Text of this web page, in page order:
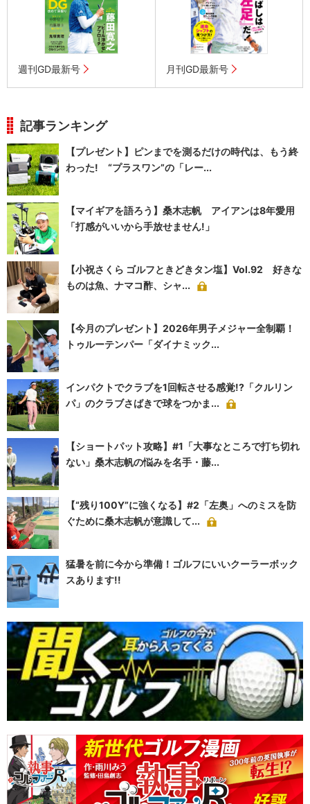
週刊GD最新号 月刊GD最新号
記事ランキング
【プレゼント】ピンまでを測るだけの時代は、もう終
わった! “プラスワン”の「レー...
【マイギアを語ろう】桑木志帆 アイアンは8年愛用
「打感がいいから手放せません!」
【小祝さくら ゴルフときどきタン塩】Vol.92 好きな
ものは魚、ナマコ酢、シャ...
【今月のプレゼント】2026年男子メジャー全制覇！
トゥルーテンパー「ダイナミック...
インパクトでクラブを1回転させる感覚!?「クルリン
パ」のクラブさばきで球をつかま...
【ショートパット攻略】#1「大事なところで打ち切れ
ない」桑木志帆の悩みを名手・藤...
【“残り100Y”に強くなる】#2「左奥」へのミスを防
ぐために桑木志帆が意識して...
猛暑を前に今から準備！ゴルフにいいクーラーボック
スあります!!